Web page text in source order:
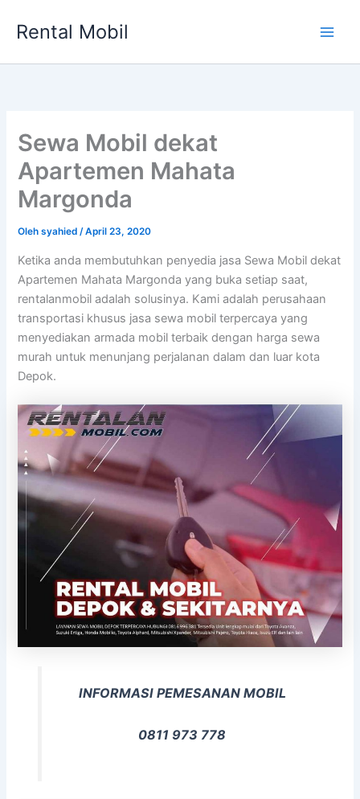
Rental Mobil
Sewa Mobil dekat
Apartemen Mahata
Margonda
Olehsyahied/April 23, 2020
Ketika anda membutuhkan penyedia jasa Sewa Mobil dekat
Apartemen Mahata Margonda yang buka setiap saat,
rentalanmobil adalah solusinya. Kami adalah perusahaan
transportasi khusus jasa sewa mobil terpercaya yang
menyediakan armada mobil terbaik dengan harga sewa
murah untuk menunjang perjalanan dalam dan luar kota
Depok.
INFORMASI PEMESANAN MOBIL
0811 973 778